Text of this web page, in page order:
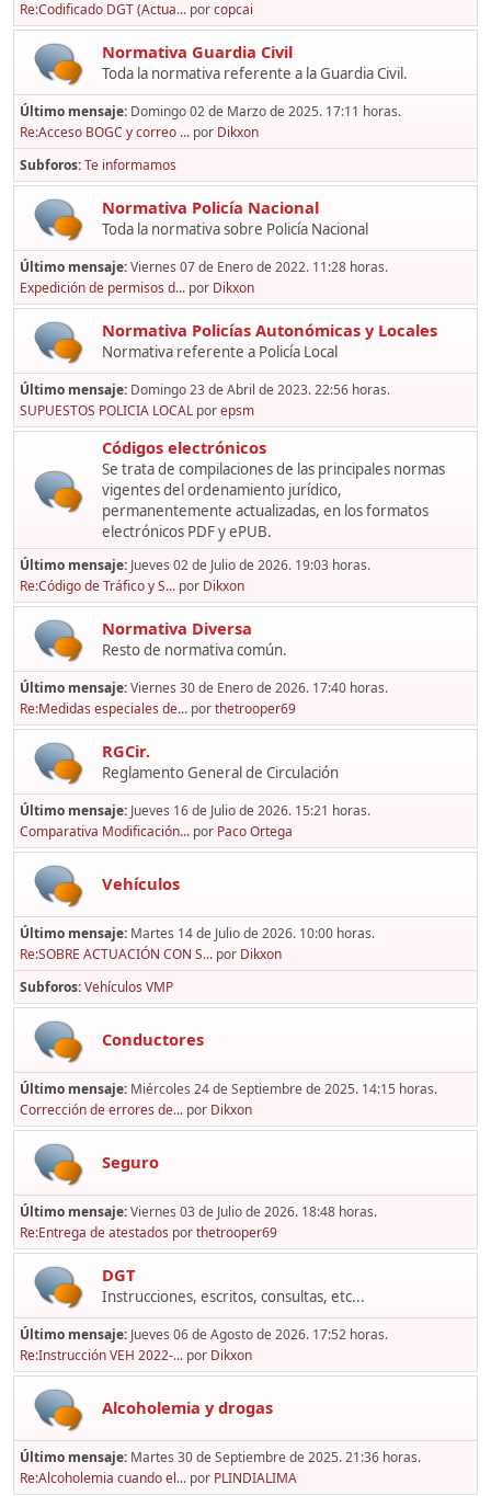
Re:Codificado DGT (Actua... porcopcai
Normativa Guardia Civil
Toda la normativa referente a la Guardia Civil.
Último mensaje: Domingo 02 de Marzo de 2025. 17:11 horas.
Re:Acceso BOGC y correo ... por Dikxon
Subforos Te informamos
Normativa Policía Nacional
Toda la normativa sobre Policía Nacional
Último mensaje:Viernes 07 de Enero de 2022. 11:28 horas.
Expedición de permisos d... por Dikxon
Normativa Policías Autonómicas y Locales
Normativa referente a Policía Local
Último mensaje: Domingo 23 de Abril de 2023. 22:56 horas.
SUPUESTOS POLICIA LOCAL porepsm
Códigos electrónicos
Se trata de compilaciones de las principales normas
vigentes del ordenamiento jurídico,
permanentemente actualizadas, en los formatos
electrónicos PDF y ePUB.
Último mensaje: Jueves 02 de Julio de 2026. 19:03 horas.
Re:Código de Tráfico y S... por Dikxon
Normativa Diversa
Resto de normativa común.
Último mensaje:Viernes 30 de Enero de 2026. 17:40 horas.
Re:Medidas especiales de... porthetrooper69
RGCir.
Reglamento General de Circulación
Último mensaje: Jueves 16 de Julio de 2026. 15:21 horas.
Comparativa Modificación... por Paco Ortega
Vehículos
Último mensaje: Martes 14 de Julio de 2026. 10:00 horas.
Re:SOBRE ACTUACIÓN CON S... por Dikxon
Subforos Vehículos VMP
Conductores
Último mensaje: Miércoles 24 de Septiembre de 2025. 14:15 horas.
Corrección de errores de... por Dikxon
Seguro
Último mensaje:Viernes 03 de Julio de 2026. 18:48 horas.
Re:Entrega de atestados porthetrooper69
DGT
Instrucciones, escritos, consultas, etc...
Último mensaje: Jueves 06 de Agosto de 2026. 17:52 horas.
Re:Instrucción VEH 2022-... por Dikxon
Alcoholemia y drogas
Último mensaje: Martes 30 de Septiembre de 2025. 21:36 horas.
Re:Alcoholemia cuando el... por PLINDIALIMA